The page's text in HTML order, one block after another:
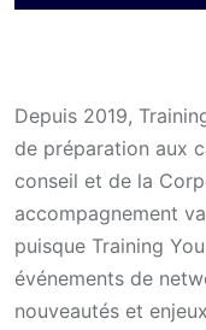
Depuis 2019,
de préparation aux
conseil et de la
accompagnement
puisque Training
événements de
nouveautés et